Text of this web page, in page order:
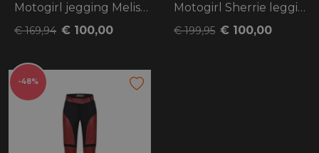
Motogirl jegging Melissa
€ 169,94 € 100,00
Motogirl Sherrie legging
€ 199,95 € 100,00
-48%